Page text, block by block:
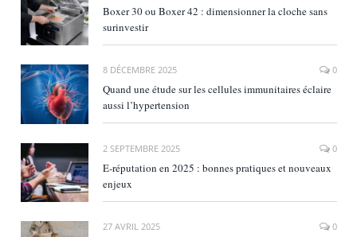
Boxer 30 ou Boxer 42 : dimensionner la cloche sans
surinvestir
8 DÉCEMBRE 2025 0
Quand une étude sur les cellules immunitaires éclaire
aussi l’hypertension
2 SEPTEMBRE 2025 0
E‑réputation en 2025 : bonnes pratiques et nouveaux
enjeux
27 AVRIL 2025 0